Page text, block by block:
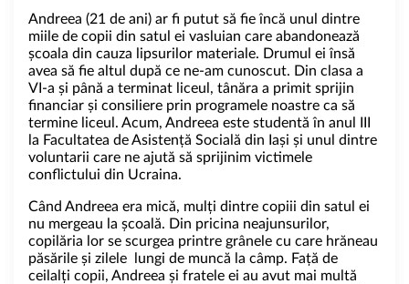
Andreea (21 de ani) ar fi putut să fie încă unul dintre
miile de copii din satul ei vasluian care abandonează
școala din cauza lipsurilor materiale. Drumul ei însă
avea să fie altul după ce ne-am cunoscut. Din clasa a
VI-a și până a terminat liceul, tânăra a primit sprijin
financiar și consiliere prin programele noastre ca să
termine liceul. Acum, Andreea este studentă în anul III
la Facultatea de Asistență Socială din Iași și unul dintre
voluntarii care ne ajută să sprijinim victimele
conflictului din Ucraina.
Când Andreea era mică, mulți dintre copiii din satul ei
nu mergeau la școală. Din pricina neajunsurilor,
copilăria lor se scurgea printre grânele cu care hrăneau
păsările și zilele lungi de muncă la câmp. Față de
ceilalți copii, Andreea și fratele ei au avut mai multă